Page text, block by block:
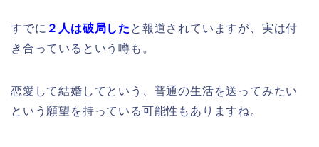
すでに ２人は破局した と報道されていますが、実は付
き合っているという噂も。
恋愛して結婚してという、普通の生活を送ってみたい
という願望を持っている可能性もありますね。